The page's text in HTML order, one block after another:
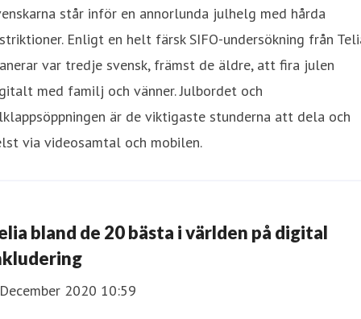
står inför en annorlunda julhelg med hårda
Enligt en helt färsk SIFO-undersökning från
var tredje svensk, främst de äldre, att fira julen
med familj och vänner. Julbordet och
är de viktigaste stunderna att dela och
via videosamtal och mobilen.
bland de 20 bästa i världen på digital
2020 10:59